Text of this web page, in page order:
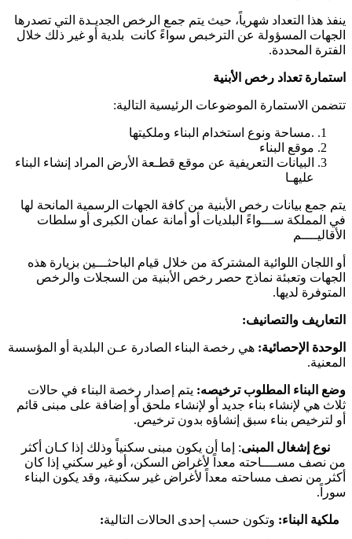
ينفذ هذا التعداد شهرياً، حيث يتم جمع الرخص الجديـدة التي تصدرها
الجهات المسؤولة عن الترخبص سواءً كانت بلدية أو غير ذلك خلال
الفترة المحددة.
استمارة تعداد رخص الأبنية
تتضمن الاستمارة الموضوعات الرئيسية التالية:
.مساحة ونوع استخدام البناء وملكيتها
موقع البناء
البيانات التعريفية عن موقع قطـعة الأرض المراد إنشاء البناء
عليهـا
يتم جمع بيانات رخص الأبنية من كافة الجهات الرسمية المانحة لها
في المملكة ســـواءً البلديات أو أمانة عمان الكبرى أو سلطات
الأقاليــــم
أو اللجان اللوائية المشتركة من خلال قيام الباحثـــين بزيارة هذه
الجهات وتعبئة نماذج حصر رخص الأبنية من السجلات والرخص
المتوفرة لديها.
التعاريف والتصانيف:
الوحدة الإحصائية: هي رخصة البناء الصادرة عـن البلدية أو المؤسسة
المعنية.
وضع البناء المطلوب ترخيصه: يتم إصدار رخصة البناء في حالات
ثلاث هي لإنشاء بناء جديد أو لإنشاء ملحق أو إضافة على مبنى قائم
أو لترخيص بناء سبق إنشاؤه بدون ترخيص.
نوع إشغال المبنى: إما أن يكون مبنى سكنياً وذلك إذا كـان أكثر
من نصف مســــاحته معداً لأغراض السكن، أو غير سكني إذا كان
أكثر من نصف مساحته معداً لأغراض غير سكنية، وقد يكون البناء
سوراً.
ملكية البناء: وتكون حسب إحدى الحالات التالية: